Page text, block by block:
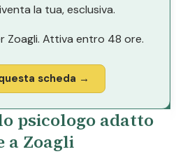
la tua, esclusiva.
Zoagli. Attiva entro 48 ore.
scheda →
psicologo adatto
a Zoagli